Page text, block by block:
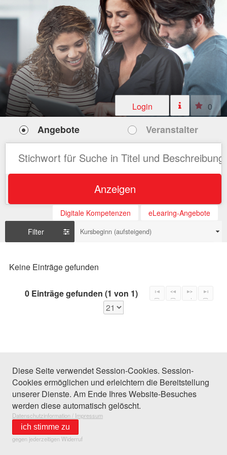
Login 0
Angebote Veranstalter
Anzeigen
Digitale Kompetenzen
eLearing-Angebote
Filter
Kursbeginn (aufsteigend)
Keine Einträge gefunden
0 Einträge gefunden (1 von 1)
Diese Seite verwendet Session-Cookies. Session-
Cookies ermöglichen und erleichtern die Bereitstellung
unserer Dienste. Am Ende Ihres Website-Besuches
werden diese automatisch gelöscht.
Datenschutzinformation / Impressum
ich stimme zu
gegen jederzeitigen Widerruf